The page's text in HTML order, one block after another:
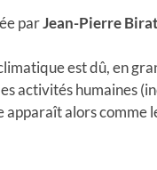
parJean-Pierre
est dû, en
activités humaines
alors comme